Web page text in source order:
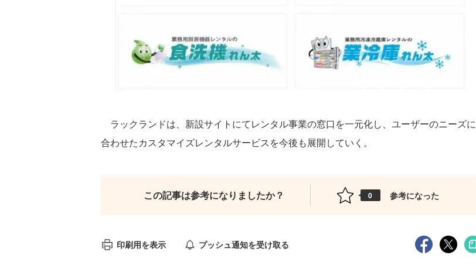
ラックランドは、新設サイトにてレンタル事業の窓口を一元化し、ユーザーのニーズに
合わせたカスタマイズレンタルサービスを今後も展開していく。
この記事は参考になりましたか？ 0 参考になった
印刷用を表示 プッシュ通知を受け取る